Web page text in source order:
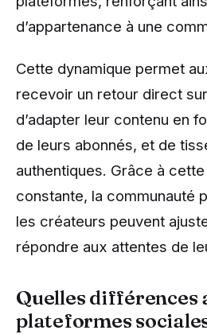
d’appartenance à une
Cette dynamique permet
recevoir un retour direct
d’adapter leur contenu en
de leurs abonnés, et de
authentiques. Grâce à
constante, la communauté
les créateurs peuvent
répondre aux attentes de
Quelles différences
plateformes